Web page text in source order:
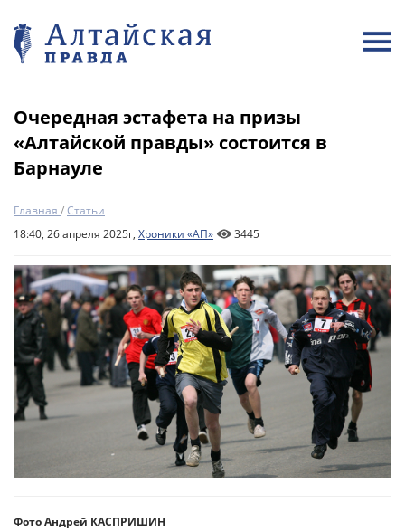
Очередная эстафета на призы
«Алтайской правды» состоится в
Барнауле
Главная /Статьи
18:40, 26 апреля 2025г, Хроники «АП» 3445
Фото Андрей КАСПРИШИН